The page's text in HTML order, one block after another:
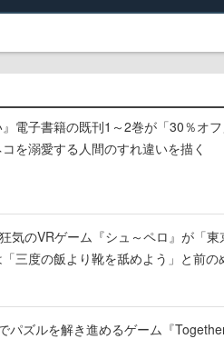
』電子書籍の既刊1～2巻が「30％オ
を溺愛する人間のすれ違いを描く
気のVRゲーム『シュ～ペロ』が「
三度の飯より靴を舐めよう」と前の
パズルを解き進めるゲーム『